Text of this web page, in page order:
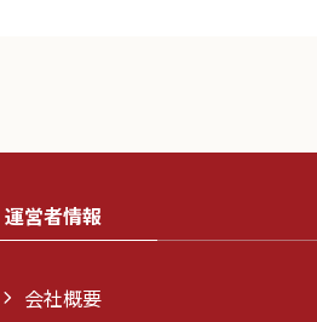
運営者情報
会社概要